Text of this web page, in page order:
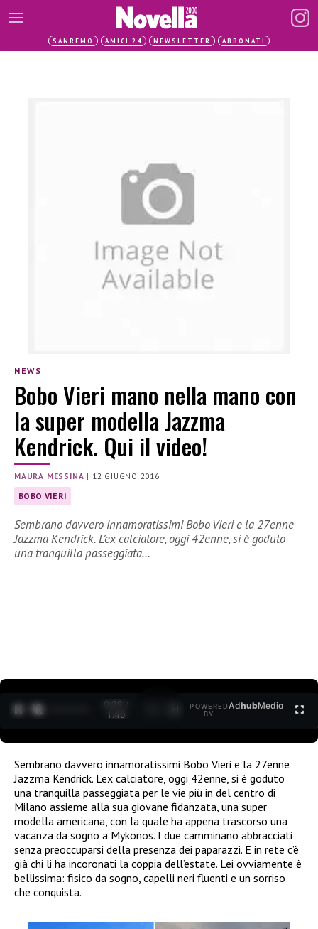
SANREMO AMICI 24 NEWSLETTER ABBONATI
NEWS
Bobo Vieri mano nella mano con
la super modella Jazzma
Kendrick. Qui il video!
MAURA MESSINA | 12 GIUGNO 2016
BOBO VIERI
Sembrano davvero innamoratissimi Bobo Vieri e la 27enne
Jazzma Kendrick. L’ex calciatore, oggi 42enne, si è goduto
una tranquilla passeggiata…
0:30 /
1:40
POWERED
BY
AdhubMedia
Sembrano davvero innamoratissimi Bobo Vieri e la 27enne
Jazzma Kendrick. L’ex calciatore, oggi 42enne, si è goduto
una tranquilla passeggiata per le vie più in del centro di
Milano assieme alla sua giovane fidanzata, una super
modella americana, con la quale ha appena trascorso una
vacanza da sogno a Mykonos. I due camminano abbracciati
senza preoccuparsi della presenza dei paparazzi. E in rete c’è
già chi li ha incoronati la coppia dell’estate. Lei ovviamente è
bellissima: fisico da sogno, capelli neri fluenti e un sorriso
che conquista.